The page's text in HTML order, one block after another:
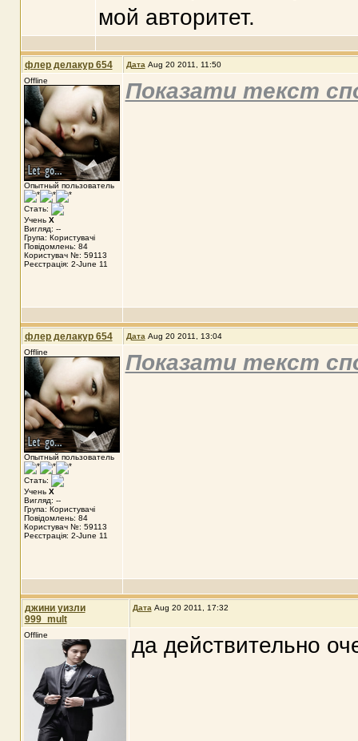
мой авторитет.
флер делакур 654 Дата Aug 20 2011, 11:50
Offline
Опытный пользователь
Стать:
Учень X
Вигляд: --
Група: Користувачі
Повідомлень: 84
Користувач №: 59113
Реєстрація: 2-June 11
Показати текст
флер делакур 654 Дата Aug 20 2011, 13:04
Offline
Опытный пользователь
Стать:
Учень X
Вигляд: --
Група: Користувачі
Повідомлень: 84
Користувач №: 59113
Реєстрація: 2-June 11
Показати текст
джини уизли
999_mult
Дата Aug 20 2011, 17:32
Offline да действительно